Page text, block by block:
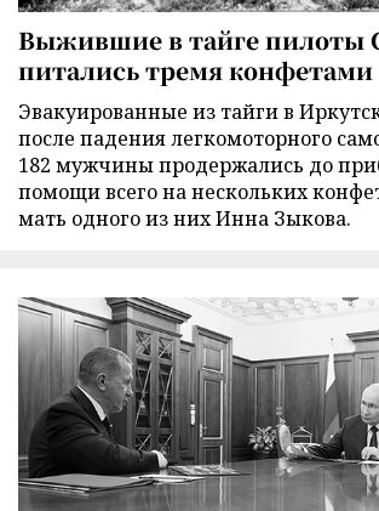
Выжившие в тайге пилоты
питались тремя конфетами
Эвакуированные из тайги в
после падения легкомоторного
182 мужчины продержались до
помощи всего на нескольких
мать одного из них Инна Зыкова.